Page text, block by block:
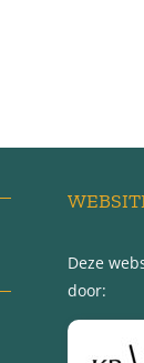
Deze
door: